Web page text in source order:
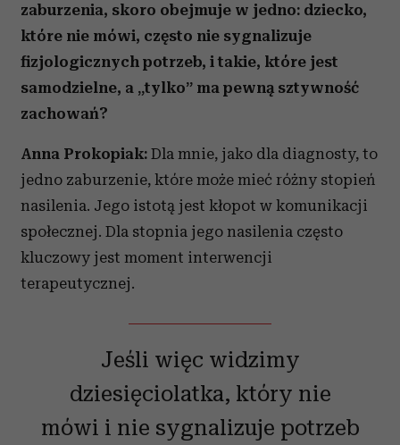
zaburzenia, skoro obejmuje w jedno: dziecko,
które nie mówi, często nie sygnalizuje
fizjologicznych potrzeb, i takie, które jest
samodzielne, a „tylko” ma pewną sztywność
zachowań?
Anna Prokopiak: Dla mnie, jako dla diagnosty, to
jedno zaburzenie, które może mieć różny stopień
nasilenia. Jego istotą jest kłopot w komunikacji
społecznej. Dla stopnia jego nasilenia często
kluczowy jest moment interwencji
terapeutycznej.
Jeśli więc widzimy
dziesięciolatka, który nie
mówi i nie sygnalizuje potrzeb